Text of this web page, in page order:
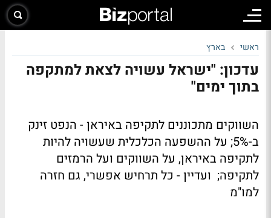
ראשי בארץ
עדכון: "ישראל עשויה לצאת למתקפה
בתוך ימים"
השווקים מתכוננים לתקיפה באיראן - הנפט זינק
ב-5%; על ההשפעה הכלכלית שעשויה להיות
לתקיפה באיראן, על השווקים ועל הרמזים
לתקיפה; ועדיין - כל תרחיש אפשרי, גם חזרה
למו"מ